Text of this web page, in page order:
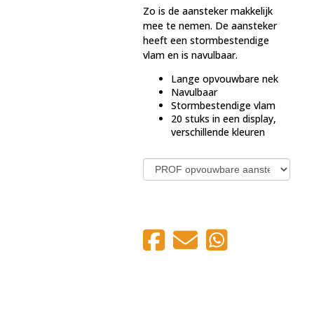
Zo is de aansteker makkelijk
mee te nemen. De aansteker
heeft een stormbestendige
vlam en is navulbaar.
Lange opvouwbare nek
Navulbaar
Stormbestendige vlam
20 stuks in een display,
verschillende kleuren